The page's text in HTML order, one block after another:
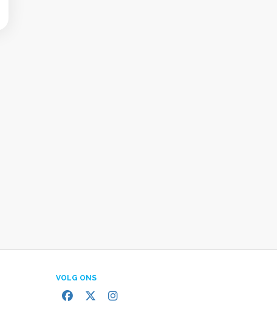
VOLG ONS